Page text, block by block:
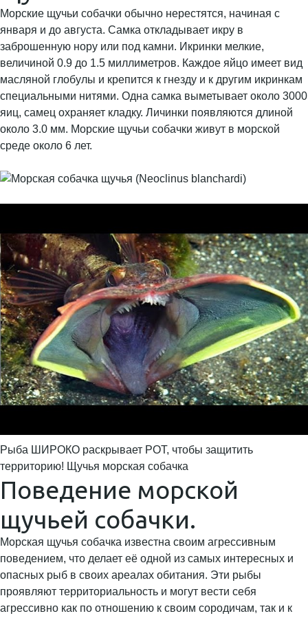
Морские щучьи собачки обычно нерестятся, начиная с
января и до августа. Самка откладывает икру в
заброшенную нору или под камни. Икринки мелкие,
величиной 0.9 до 1.5 миллиметров. Каждое яйцо имеет вид
масляной глобулы и крепится к гнезду и к другим икринкам
специальными нитями. Одна самка выметывает около 3000
яиц, самец охраняет кладку. Личинки появляются длиной
около 3.0 мм. Морские щучьи собачки живут в морской
среде около 6 лет.
Рыба ШИРОКО раскрывает РОТ, чтобы защитить
территорию! Щучья морская собачка
Поведение морской
щучьей собачки.
Морская щучья собачка известна своим агрессивным
поведением, что делает её одной из самых интересных и
опасных рыб в своих ареалах обитания. Эти рыбы
проявляют территориальность и могут вести себя
агрессивно как по отношению к своим сородичам, так и к